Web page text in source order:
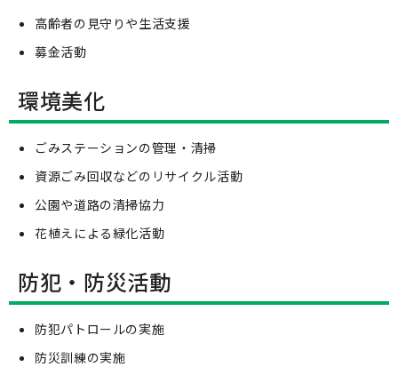
高齢者の見守りや生活支援
募金活動
環境美化
ごみステーションの管理・清掃
資源ごみ回収などのリサイクル活動
公園や道路の清掃協力
花植えによる緑化活動
防犯・防災活動
防犯パトロールの実施
防災訓練の実施